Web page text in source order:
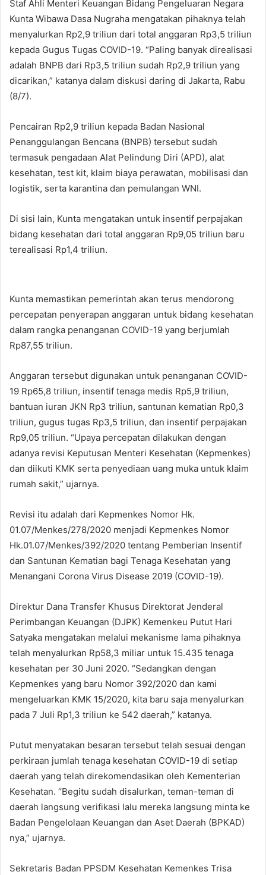
Staf Ahli Menteri Keuangan Bidang Pengeluaran Negara
Kunta Wibawa Dasa Nugraha mengatakan pihaknya telah
menyalurkan Rp2,9 triliun dari total anggaran Rp3,5 triliun
kepada Gugus Tugas COVID-19. “Paling banyak direalisasi
adalah BNPB dari Rp3,5 triliun sudah Rp2,9 triliun yang
dicarikan,” katanya dalam diskusi daring di Jakarta, Rabu
(8/7).
Pencairan Rp2,9 triliun kepada Badan Nasional
Penanggulangan Bencana (BNPB) tersebut sudah
termasuk pengadaan Alat Pelindung Diri (APD), alat
kesehatan, test kit, klaim biaya perawatan, mobilisasi dan
logistik, serta karantina dan pemulangan WNI.
Di sisi lain, Kunta mengatakan untuk insentif perpajakan
bidang kesehatan dari total anggaran Rp9,05 triliun baru
terealisasi Rp1,4 triliun.
Kunta memastikan pemerintah akan terus mendorong
percepatan penyerapan anggaran untuk bidang kesehatan
dalam rangka penanganan COVID-19 yang berjumlah
Rp87,55 triliun.
Anggaran tersebut digunakan untuk penanganan COVID-
19 Rp65,8 triliun, insentif tenaga medis Rp5,9 triliun,
bantuan iuran JKN Rp3 triliun, santunan kematian Rp0,3
triliun, gugus tugas Rp3,5 triliun, dan insentif perpajakan
Rp9,05 triliun. “Upaya percepatan dilakukan dengan
adanya revisi Keputusan Menteri Kesehatan (Kepmenkes)
dan diikuti KMK serta penyediaan uang muka untuk klaim
rumah sakit,” ujarnya.
Revisi itu adalah dari Kepmenkes Nomor Hk.
01.07/Menkes/278/2020 menjadi Kepmenkes Nomor
Hk.01.07/Menkes/392/2020 tentang Pemberian Insentif
dan Santunan Kematian bagi Tenaga Kesehatan yang
Menangani Corona Virus Disease 2019 (COVID-19).
Direktur Dana Transfer Khusus Direktorat Jenderal
Perimbangan Keuangan (DJPK) Kemenkeu Putut Hari
Satyaka mengatakan melalui mekanisme lama pihaknya
telah menyalurkan Rp58,3 miliar untuk 15.435 tenaga
kesehatan per 30 Juni 2020. “Sedangkan dengan
Kepmenkes yang baru Nomor 392/2020 dan kami
mengeluarkan KMK 15/2020, kita baru saja menyalurkan
pada 7 Juli Rp1,3 triliun ke 542 daerah,” katanya.
Putut menyatakan besaran tersebut telah sesuai dengan
perkiraan jumlah tenaga kesehatan COVID-19 di setiap
daerah yang telah direkomendasikan oleh Kementerian
Kesehatan. “Begitu sudah disalurkan, teman-teman di
daerah langsung verifikasi lalu mereka langsung minta ke
Badan Pengelolaan Keuangan dan Aset Daerah (BPKAD)
nya,” ujarnya.
Sekretaris Badan PPSDM Kesehatan Kemenkes Trisa